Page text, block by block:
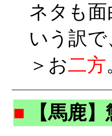
ネタも
いう訳
＞お二方
■
【馬鹿